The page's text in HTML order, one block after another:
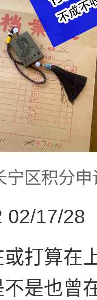
宁区积分
02/17/28
打算在
是也曾